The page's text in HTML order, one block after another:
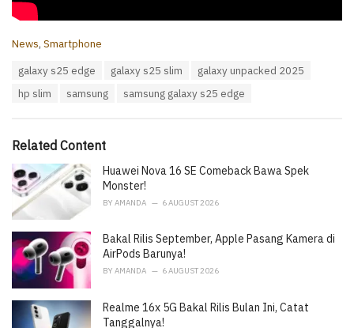
C
i
s
:
News, Smartphone
galaxy s25 edge galaxy s25 slim
galaxy unpacked 2025
hp slim
samsung samsung galaxy s25 edge
Related Content
Huawei Nova 16 SE Comeback Bawa Spek
Monster!
BY AMANDA 6 AUGUST 2026
Bakal Rilis September, Apple Pasang Kamera di
AirPods Barunya!
BY AMANDA 6 AUGUST 2026
Realme 16x 5G Bakal Rilis Bulan Ini, Catat
Tanggalnya!